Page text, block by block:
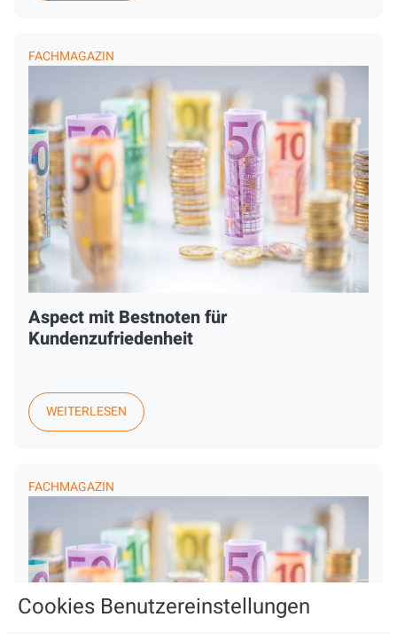
FACHMAGAZIN
Aspect mit Bestnoten für
Kundenzufriedenheit
WEITERLESEN
FACHMAGAZIN
Cookies Benutzereinstellungen